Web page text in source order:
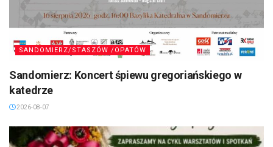
SANDOMIERZ/STASZÓW /OPATÓW
Sandomierz: Koncert śpiewu gregoriańskiego w
katedrze
2026-08-07